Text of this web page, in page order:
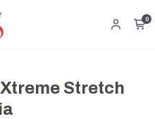
0
Stretch